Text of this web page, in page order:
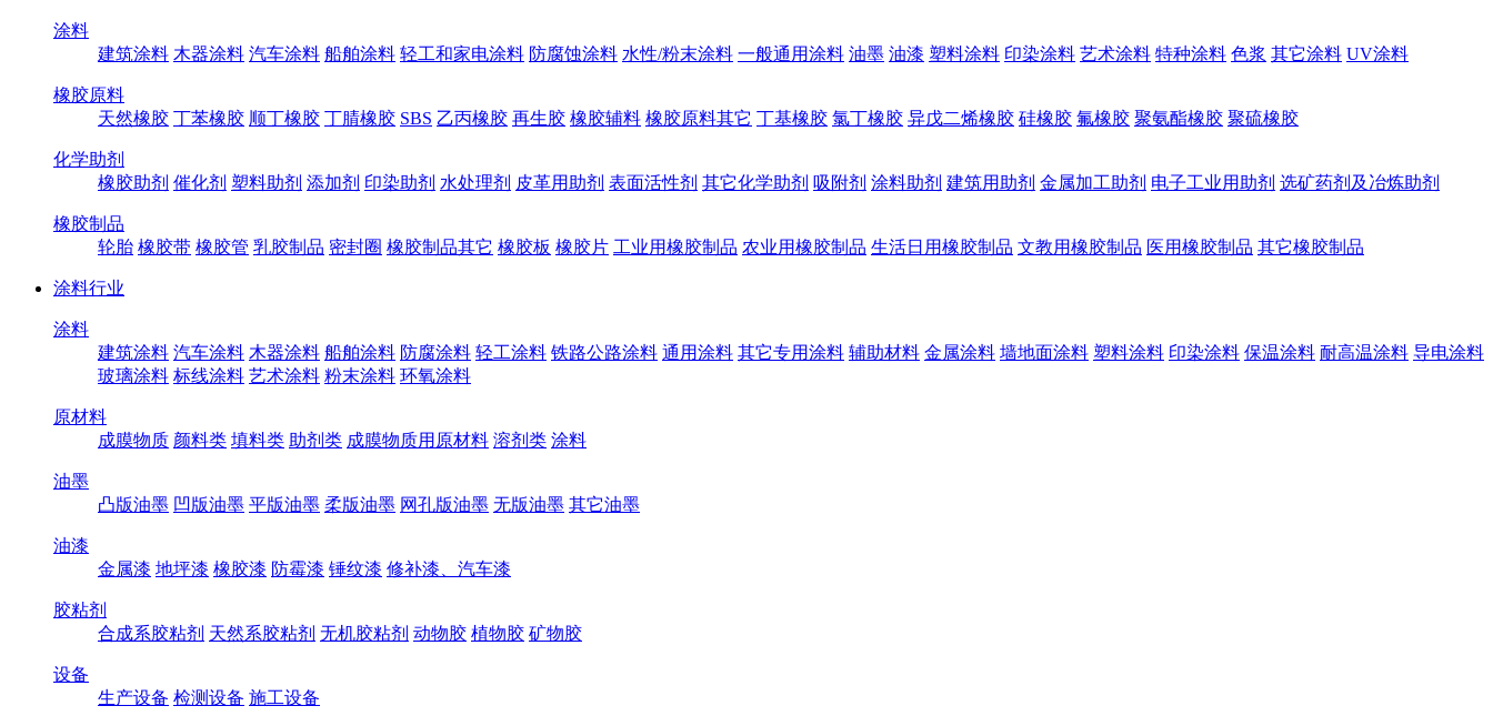
涂料
建筑涂料 木器涂料 汽车涂料 船舶涂料 轻工和家电涂料 防腐蚀涂料 水性/粉末涂料 一般通用涂料 油墨 油漆 塑料涂料 印染涂料 艺术涂料 特种涂料 色浆 其它涂料 UV涂料
橡胶原料
天然橡胶 丁苯橡胶 顺丁橡胶 丁腈橡胶 SBS 乙丙橡胶 再生胶 橡胶辅料 橡胶原料其它 丁基橡胶 氯丁橡胶 异戊二烯橡胶 硅橡胶 氟橡胶 聚氨酯橡胶 聚硫橡胶
化学助剂
橡胶助剂 催化剂 塑料助剂 添加剂 印染助剂 水处理剂 皮革用助剂 表面活性剂 其它化学助剂 吸附剂 涂料助剂 建筑用助剂 金属加工助剂 电子工业用助剂 选矿药剂及冶炼助剂
橡胶制品
轮胎 橡胶带 橡胶管 乳胶制品 密封圈 橡胶制品其它 橡胶板 橡胶片 工业用橡胶制品 农业用橡胶制品 生活日用橡胶制品 文教用橡胶制品 医用橡胶制品 其它橡胶制品
涂料行业
涂料
建筑涂料 汽车涂料 木器涂料 船舶涂料 防腐涂料 轻工涂料 铁路公路涂料 通用涂料 其它专用涂料 辅助材料 金属涂料 墙地面涂料 塑料涂料 印染涂料 保温涂料 耐高温涂料 导电涂料
玻璃涂料 标线涂料 艺术涂料 粉末涂料 环氧涂料
原材料
成膜物质 颜料类 填料类 助剂类 成膜物质用原材料 溶剂类 涂料
油墨
凸版油墨 凹版油墨 平版油墨 柔版油墨 网孔版油墨 无版油墨 其它油墨
油漆
金属漆 地坪漆 橡胶漆 防霉漆 锤纹漆 修补漆、汽车漆
胶粘剂
合成系胶粘剂 天然系胶粘剂 无机胶粘剂 动物胶 植物胶 矿物胶
设备
生产设备 检测设备 施工设备